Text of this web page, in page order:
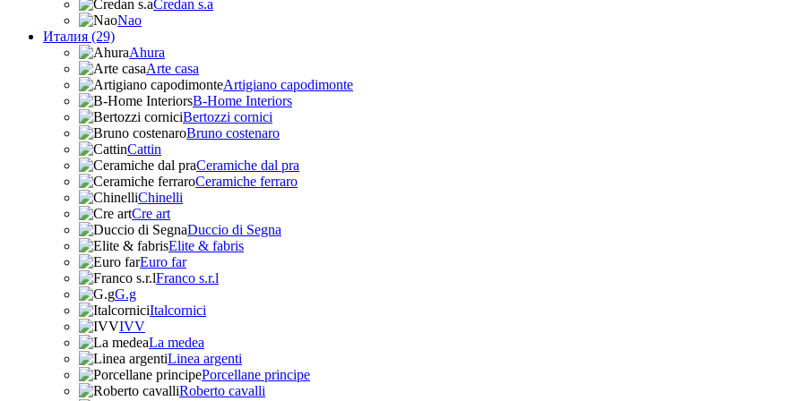
Credan s.a
Nao
Италия (29)
Ahura
Arte casa
Artigiano capodimonte
B-Home Interiors
Bertozzi cornici
Bruno costenaro
Cattin
Ceramiche dal pra
Ceramiche ferraro
Chinelli
Cre art
Duccio di Segna
Elite & fabris
Euro far
Franco s.r.l
G.g
Italcornici
IVV
La medea
Linea argenti
Porcellane principe
Roberto cavalli